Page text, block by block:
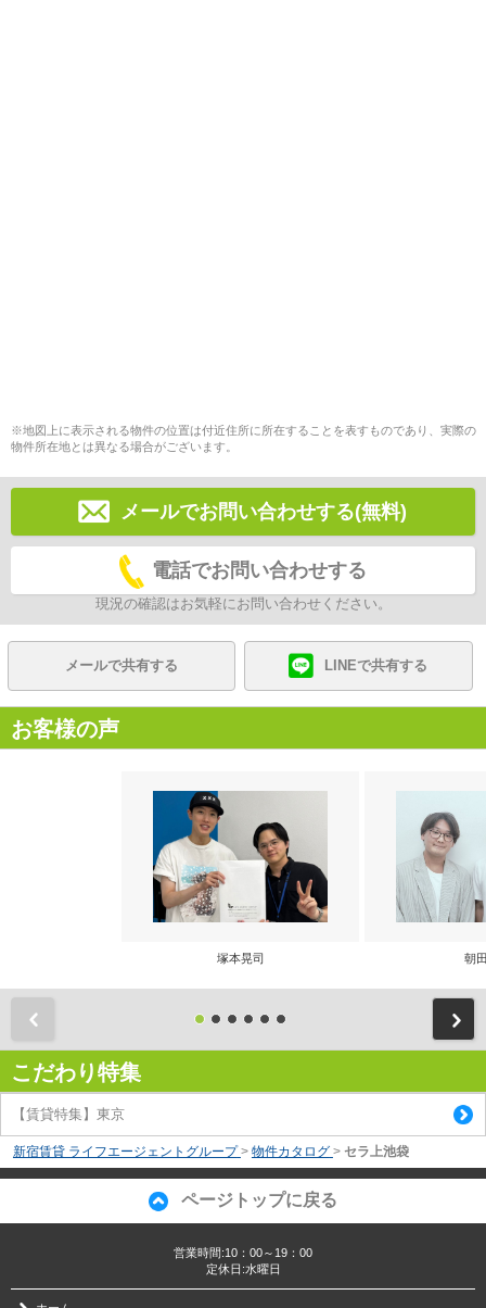
※地図上に表示される物件の位置は付近住所に所在することを表すものであり、実際の
物件所在地とは異なる場合がございます。
メールでお問い合わせする(無料)
電話でお問い合わせする
現況の確認はお気軽にお問い合わせください。
メールで共有する LINEで共有する
お客様の声
塚本晃司 朝
こだわり特集
【賃貸特集】東京
新宿賃貸 ライフエージェントグループ > 物件カタログ > セラ上池袋
ページトップに戻る
営業時間:10：00～19：00
定休日:水曜日